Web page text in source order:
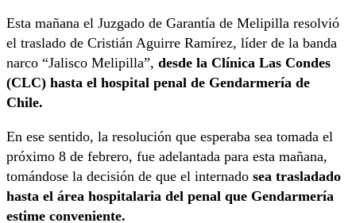
Esta mañana el Juzgado de Garantía de Melipilla resolvió
el traslado de Cristián Aguirre Ramírez, líder de la banda
narco “Jalisco Melipilla”, desde la Clínica Las Condes
(CLC) hasta el hospital penal de Gendarmería de
Chile.
En ese sentido, la resolución que esperaba sea tomada el
próximo 8 de febrero, fue adelantada para esta mañana,
tomándose la decisión de que el internado sea trasladado
hasta el área hospitalaria del penal que Gendarmería
estime conveniente.